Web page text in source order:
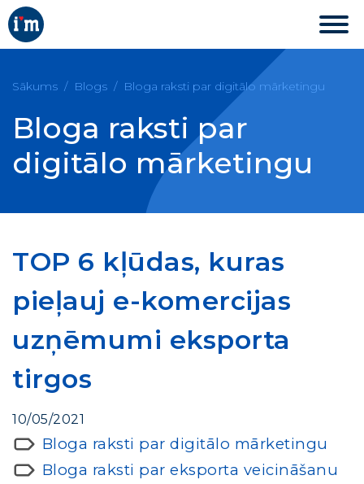
Sākums Blogs Bloga raksti par digitālo mārketingu
Bloga raksti par
digitālo mārketingu
TOP 6 kļūdas, kuras
pieļauj e-komercijas
uzņēmumi eksporta
tirgos
10/05/2021
Bloga raksti par digitālo mārketingu
Bloga raksti par eksporta veicināšanu